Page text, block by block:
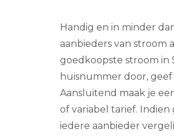
Handig en in minder
aanbieders van stroom
goedkoopste stroom in
huisnummer door,
Aansluitend maak je
of variabel tarief.
iedere aanbieder